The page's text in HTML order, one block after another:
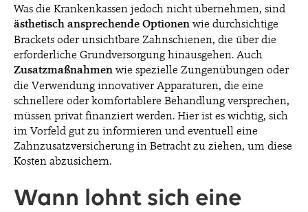
Was die Krankenkassen jedoch nicht übernehmen, sind
ästhetisch ansprechende Optionen wie durchsichtige
Brackets oder unsichtbare Zahnschienen, die über die
erforderliche Grundversorgung hinausgehen. Auch
Zusatzmaßnahmen wie spezielle Zungenübungen oder
die Verwendung innovativer Apparaturen, die eine
schnellere oder komfortablere Behandlung versprechen,
müssen privat finanziert werden. Hier ist es wichtig, sich
im Vorfeld gut zu informieren und eventuell eine
Zahnzusatzversicherung in Betracht zu ziehen, um diese
Kosten abzusichern.
Wann lohnt sich eine